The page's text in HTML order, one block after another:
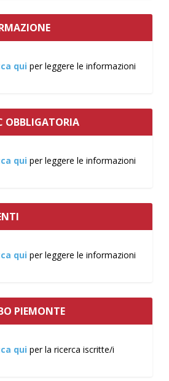
qui per leggere le informazioni
OBBLIGATORIA
qui per leggere le informazioni
qui per leggere le informazioni
PIEMONTE
qui per la ricerca iscritte/i